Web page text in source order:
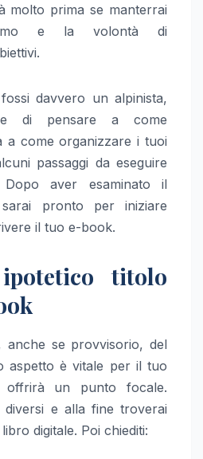
molto prima se manterrai
e la volontà di
davvero un alpinista,
di pensare a come
a come organizzare i tuoi
passaggi da eseguire
aver esaminato il
pronto per iniziare
il tuo e-book.
titolo
anche se provvisorio, del
aspetto è vitale per il tuo
offrirà un punto focale.
e alla fine troverai
digitale. Poi chiediti: